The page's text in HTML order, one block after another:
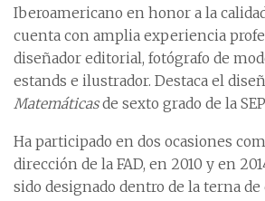
Iberoamericano en honor a la
cuenta con amplia experiencia
diseñador editorial, fotógrafo de
estands e ilustrador. Destaca el
Matemáticasde sexto grado de la
Ha participado en dos ocasiones
dirección de la FAD, en 2010 y en
sido designado dentro de la terna de